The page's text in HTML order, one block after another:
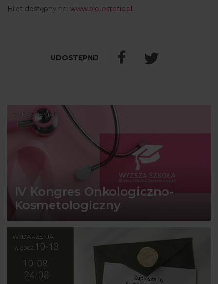
Bilet dostępny na: www.bio-estetic.pl
WYDARZENIA
IV Kongres Onkologiczno-
Kosmetologiczny
WYDARZENIA